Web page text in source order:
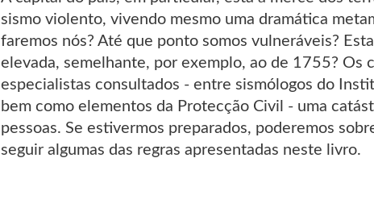
sismo violento, vivendo mesmo uma dramática
faremos nós? Até que ponto somos vulneráveis?
elevada, semelhante, por exemplo, ao de 1755? Os
especialistas consultados - entre sismólogos do
bem como elementos da Protecção Civil - uma
pessoas. Se estivermos preparados, poderemos
seguir algumas das regras apresentadas neste livro.